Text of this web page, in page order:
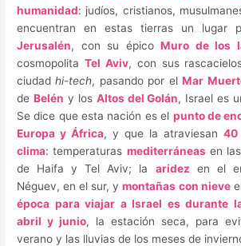
humanidad: judíos, cristianos,
encuentran en estas tierras un lugar
Jerusalén, con su épicoMuro de los
cosmopolita Tel Aviv, con sus
ciudadhi-tech, pasando por elMar
de Belén y los Altos del Golán, Israel es
Se dice que esta nación es el punto de
Europa y África, y que la atraviesan 40
clima: temperaturas mediterráneasen las
de Haifa y Tel Aviv; la aridez en el
Néguev, en el sur, ymontañas con nieve
época para viajar a Israel es durante
abril y junio, la estación seca, para
verano y las lluvias de los meses de